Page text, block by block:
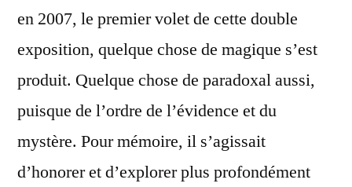
en 2007, le premier volet de cette double
exposition, quelque chose de magique s’est
produit. Quelque chose de paradoxal aussi,
puisque de l’ordre de l’évidence et du
mystère. Pour mémoire, il s’agissait
d’honorer et d’explorer plus profondément